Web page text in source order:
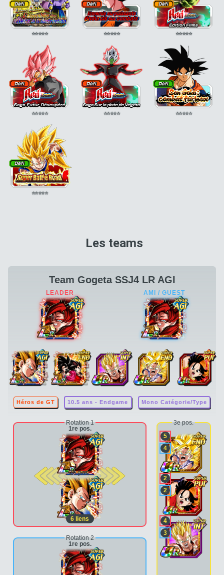
⭐⭐⭐⭐⭐ ⭐⭐⭐⭐⭐ ⭐⭐⭐⭐⭐
⭐⭐⭐⭐⭐ ⭐⭐⭐⭐⭐ ⭐⭐⭐⭐⭐
⭐⭐⭐⭐⭐
Les teams
Team Gogeta SSJ4 LR AGI
Héros de GT 10.5 ans - Endgame Mono Catégorie/Type
Rotation 1
1re pos.
2e pos.
6 liens
Rotation 2
1re pos.
3e pos.
5
4
2
2
4
3